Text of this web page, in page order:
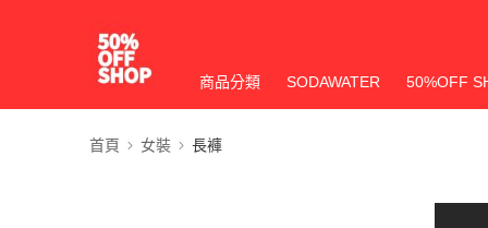
商品分類 SODAWATER 50%OFF
首頁 女裝 長褲